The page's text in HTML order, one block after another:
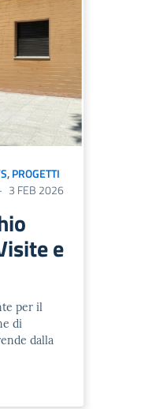
,PROGETTI
3 FEB 2026
e
per il
di
dalla